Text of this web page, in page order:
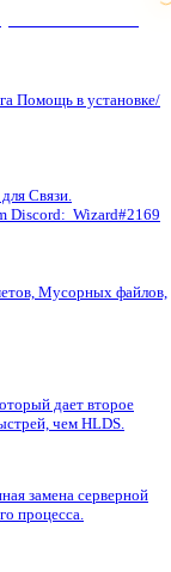
Помощь в установке/
Связи.
Discord: Wizard#2169
Мусорных файлов,
дает второе
чем HLDS.
замена серверной
процесса.